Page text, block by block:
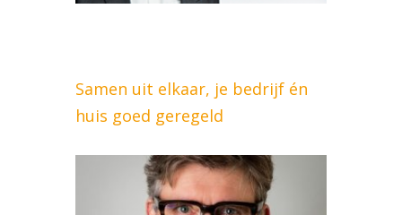
Samen uit elkaar, je bedrijf én
huis goed geregeld